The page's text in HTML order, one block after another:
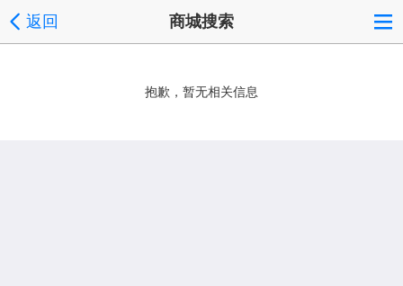
返回 商城搜索
抱歉，暂无相关信息